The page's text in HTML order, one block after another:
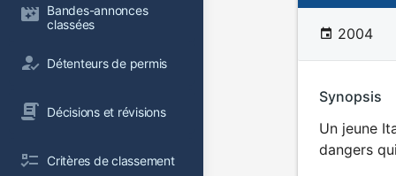
Bandes-annonces
classées
Détenteurs de permis
Décisions et révisions
Critères de classement
2004
Synopsis
Un jeune
dangers